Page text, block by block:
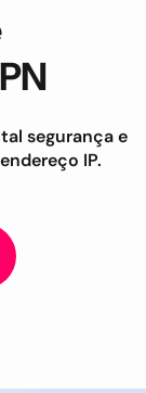
segurança e
IP.